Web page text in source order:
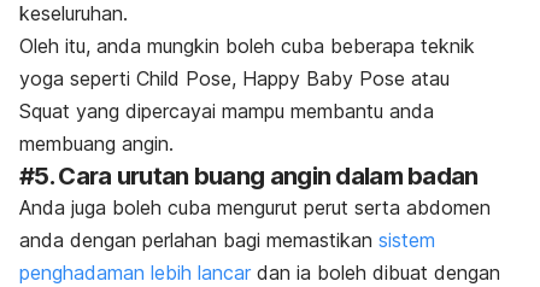
keseluruhan.
Oleh itu, anda mungkin boleh cuba beberapa teknik
yoga seperti Child Pose, Happy Baby Pose atau
Squat yang dipercayai mampu membantu anda
membuang angin.
#5. Cara urutan buang angin dalam badan
Anda juga boleh cuba mengurut perut serta abdomen
anda dengan perlahan bagi memastikan sistem
penghadaman lebih lancar dan ia boleh dibuat dengan